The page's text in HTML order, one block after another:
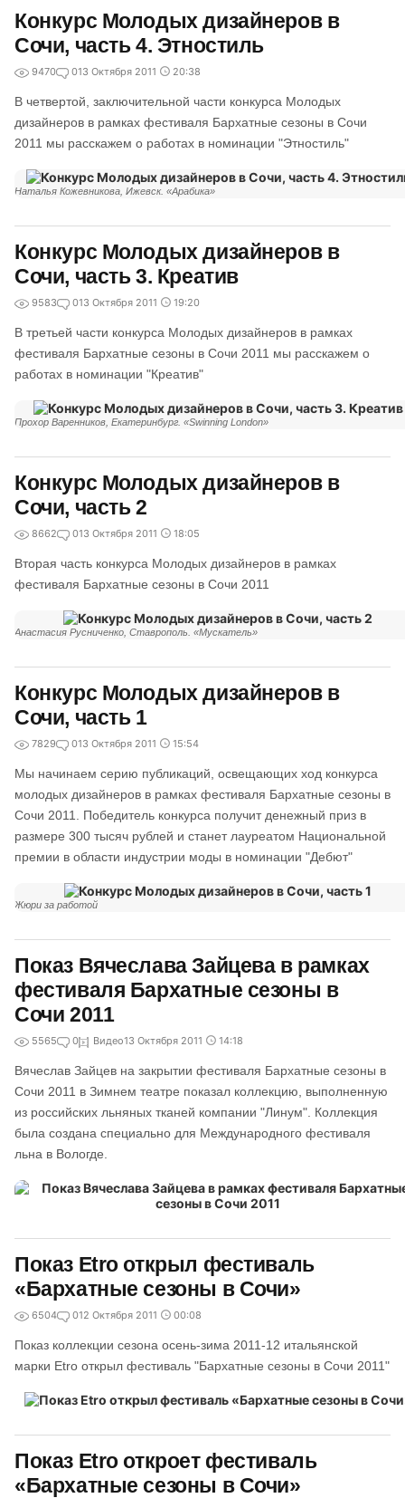
Конкурс Молодых дизайнеров в
Сочи, часть 4. Этностиль
9470 013 Октября 2011 20:38
В четвертой, заключительной части конкурса Молодых
дизайнеров в рамках фестиваля Бархатные сезоны в Сочи
2011 мы расскажем о работах в номинации "Этностиль"
Наталья Кожевникова, Ижевск. «Арабика»
Конкурс Молодых дизайнеров в
Сочи, часть 3. Креатив
9583 013 Октября 2011 19:20
В третьей части конкурса Молодых дизайнеров в рамках
фестиваля Бархатные сезоны в Сочи 2011 мы расскажем о
работах в номинации "Креатив"
Прохор Варенников, Екатеринбург. «Swinning London»
Конкурс Молодых дизайнеров в
Сочи, часть 2
8662 013 Октября 2011 18:05
Вторая часть конкурса Молодых дизайнеров в рамках
фестиваля Бархатные сезоны в Сочи 2011
Анастасия Русниченко, Ставрополь. «Мускатель»
Конкурс Молодых дизайнеров в
Сочи, часть 1
7829 013 Октября 2011 15:54
Мы начинаем серию публикаций, освещающих ход конкурса
молодых дизайнеров в рамках фестиваля Бархатные сезоны в
Сочи 2011. Победитель конкурса получит денежный приз в
размере 300 тысяч рублей и станет лауреатом Национальной
премии в области индустрии моды в номинации "Дебют"
Жюри за работой
Показ Вячеслава Зайцева в рамках
фестиваля Бархатные сезоны в
Сочи 2011
5565 0 Видео13 Октября 2011 14:18
Вячеслав Зайцев на закрытии фестиваля Бархатные сезоны в
Сочи 2011 в Зимнем театре показал коллекцию, выполненную
из российских льняных тканей компании "Линум". Коллекция
была создана специально для Международного фестиваля
льна в Вологде.
Показ Etro открыл фестиваль
«Бархатные сезоны в Сочи»
6504 012 Октября 2011 00:08
Показ коллекции сезона осень-зима 2011-12 итальянской
марки Etro открыл фестиваль "Бархатные сезоны в Сочи 2011"
Показ Etro откроет фестиваль
«Бархатные сезоны в Сочи»